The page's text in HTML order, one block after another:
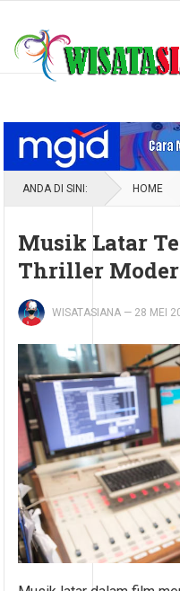
ANDA DI SINI: HOME
Musik Latar
Thriller
WISATASIANA — 28 MEI